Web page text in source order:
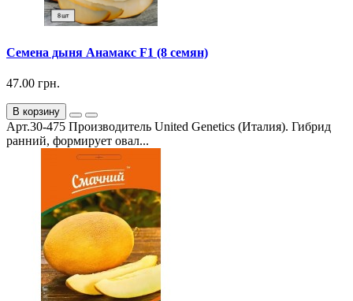
Семена дыня Анамакс F1 (8 семян)
47.00 грн.
В корзину
Арт.30-475 Производитель United Genetics (Италия). Гибрид
ранний, формирует овал...